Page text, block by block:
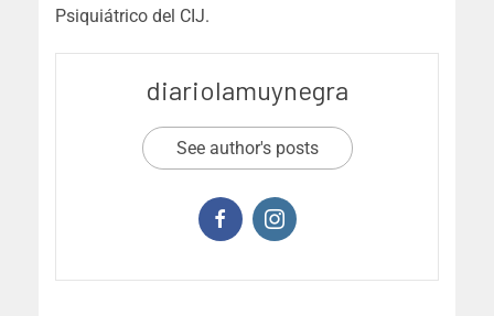
Psiquiátrico del CIJ.
diariolamuynegra
See author's posts